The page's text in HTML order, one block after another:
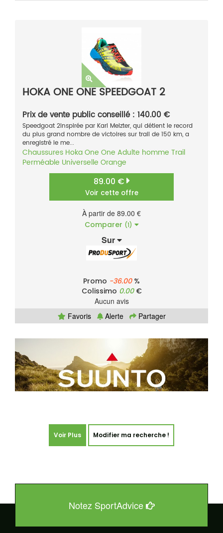
HOKA ONE ONE SPEEDGOAT 2
Prix de vente public conseillé : 140.00 €
Speedgoat 2Inspirée par Karl Melzter, qui détient le record
du plus grand nombre de victoires sur trail de 150 km, a
enregistré le me...
Chaussures Hoka One One Adulte homme Trail
Perméable Universelle Orange
89.00 €
Voir cette offre
À partir de 89.00 €
Comparer (1)
Sur
Promo -36.00%
Colissimo 0.00€
Aucun avis
Favoris
Alerte Partager
Voir Plus Modifier ma recherche !
Notez SportAdvice